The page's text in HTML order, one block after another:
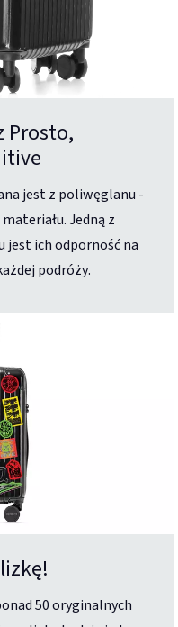
Prosto,
jest z poliwęglanu -
Jedną z
jest ich odporność na
podróży.
50 oryginalnych